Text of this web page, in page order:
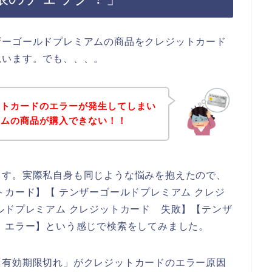
ゴールドプレミアムの商品をクレジットカード
ます。でも、、、。
カードのエラーが発生してしまい
の商品が購入できない！！
。実際私自身も同じような悩みを抱えたので、
ード】【 テンザーゴールドプレミアム クレジ
プレミアム クレジットカード 失敗】【テンザ
ラー】という感じで検索をしてみました。
効期限切れ」がクレジットカードのエラー原因